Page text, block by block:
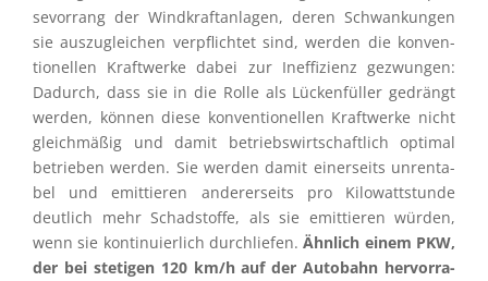
se­vor­rang der Windkraft­an­la­gen, deren Schwan­kun­gen
sie auszu­glei­chen verpflich­tet sind, werden die konven­
tio­nel­len Kraft­werke dabei zur Ineffi­zi­enz gezwun­gen:
Dadurch, dass sie in die Rolle als Lücken­fül­ler gedrängt
werden, können diese konven­tio­nel­len Kraft­werke nicht
gleich­mä­ßig und damit betriebs­wirt­schaft­lich optimal
betrie­ben werden. Sie werden damit einer­seits unren­ta­
bel und emittie­ren anderer­seits pro Kilowatt­stunde
deutlich mehr Schad­stoffe, als sie emittie­ren würden,
wenn sie konti­nu­ier­lich durch­lie­fen.Ähnlich einem PKW,
der bei steti­gen 120 km/h auf der Autobahn hervor­ra­